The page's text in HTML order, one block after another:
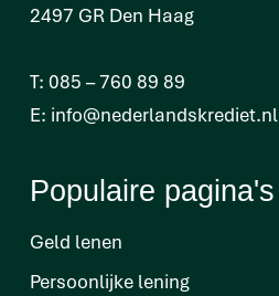
2497 GR Den Haag
T: 085 – 760 89 89
E: info@nederlandskrediet.nl
Populaire pagina's
Geld lenen
Persoonlijke lening